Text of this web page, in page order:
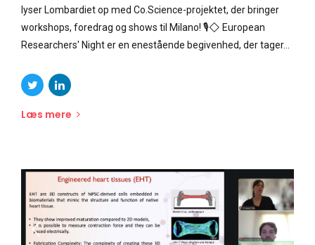
lyser Lombardiet op med Co.Science-projektet, der bringer
workshops, foredrag og shows til Milano! 🎙◇ European
Researchers' Night er en enestående begivenhed, der tager...
Læs mere